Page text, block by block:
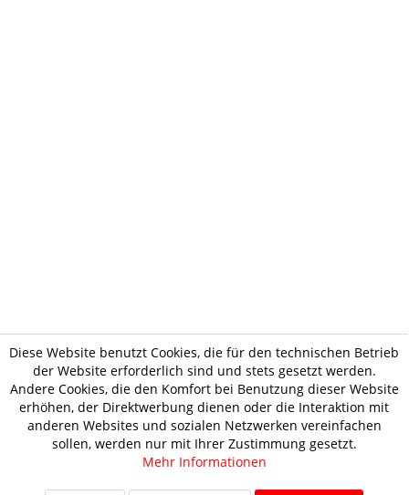
Diese Website benutzt Cookies, die für den technischen Betrieb
der Website erforderlich sind und stets gesetzt werden.
Andere Cookies, die den Komfort bei Benutzung dieser Website
erhöhen, der Direktwerbung dienen oder die Interaktion mit
anderen Websites und sozialen Netzwerken vereinfachen
sollen, werden nur mit Ihrer Zustimmung gesetzt.
Mehr Informationen